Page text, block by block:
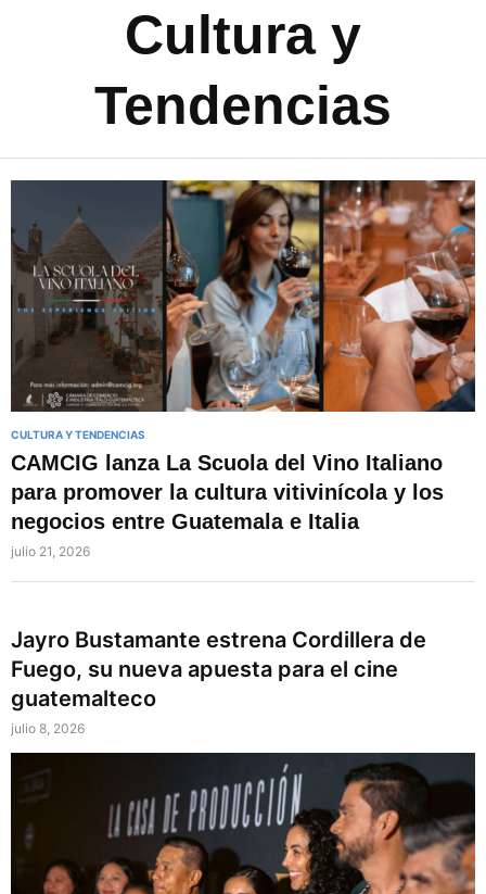
Cultura y
Tendencias
⁠CULTURA Y TENDENCIAS
CAMCIG lanza La Scuola del Vino Italiano
para promover la cultura vitivinícola y los
negocios entre Guatemala e Italia
julio 21, 2026
Jayro Bustamante estrena Cordillera de
Fuego, su nueva apuesta para el cine
guatemalteco
julio 8, 2026